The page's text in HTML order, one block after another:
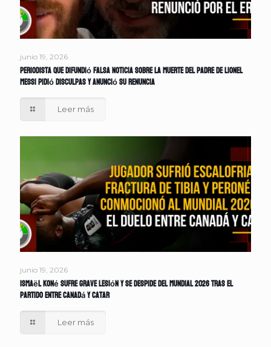
junio 19, 2026
Periodista que difundió falsa noticia sobre la muerte del padre de Lionel
Messi pidió disculpas y anunció su renuncia
Leer más
junio 19, 2026
Ismaël Koné sufre grave lesión y se despide del Mundial 2026 tras el
partido entre Canadá y Catar
Leer más